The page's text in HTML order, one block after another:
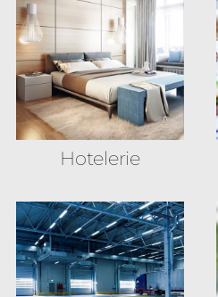
Hotelerie